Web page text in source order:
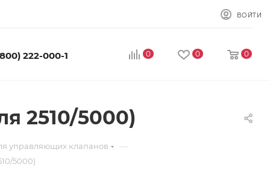
ВОЙТИ
222-000-1 0 0 0
2510/5000)
управляющих клапанов —
5000)